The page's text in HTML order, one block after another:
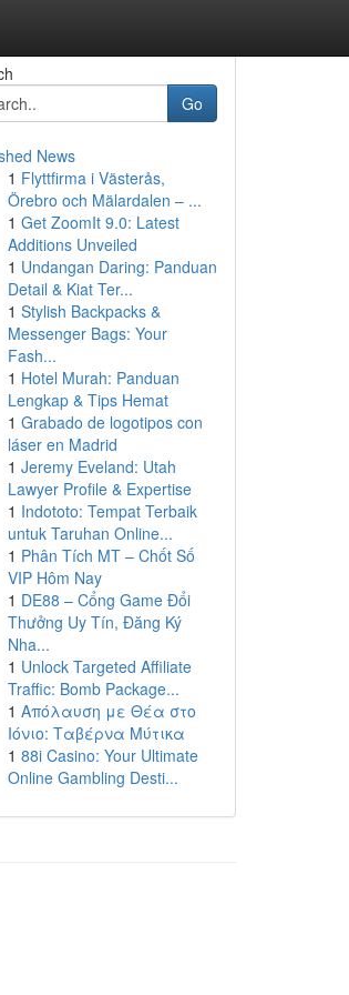
Go
News
1 Flyttfirma i Västerås,
Örebro och Mälardalen – ...
1 Get ZoomIt 9.0: Latest
Additions Unveiled
1 Undangan Daring: Panduan
Detail & Kiat Ter...
1 Stylish Backpacks &
Messenger Bags: Your
Fash...
1 Hotel Murah: Panduan
Lengkap & Tips Hemat
1 Grabado de logotipos con
láser en Madrid
1 Jeremy Eveland: Utah
Lawyer Profile & Expertise
1 Indototo: Tempat Terbaik
untuk Taruhan Online...
1 Phân Tích MT – Chốt Số
VIP Hôm Nay
1 DE88 – Cổng Game Đổi
Thưởng Uy Tín, Đăng Ký
Nha...
1 Unlock Targeted Affiliate
Traffic: Bomb Package...
1 Απόλαυση με Θέα στο
Ιόνιο: Ταβέρνα Μύτικα
1 88i Casino: Your Ultimate
Online Gambling Desti...